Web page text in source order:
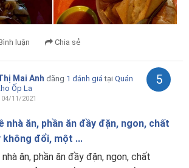
luận Chia sẻ
Mai Anh đăng 1 đánh giá tại Quán
Ốp La
11/2021
5
nhà ăn, phần ăn đầy đặn, ngon, chất
đổi, một ...
ăn, phần ăn đầy đặn, ngon, chất